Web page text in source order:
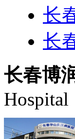
长
长
长春博
Hospital